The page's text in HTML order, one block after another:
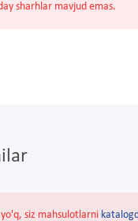
sharhlar mavjud emas.
siz mahsulotlarni